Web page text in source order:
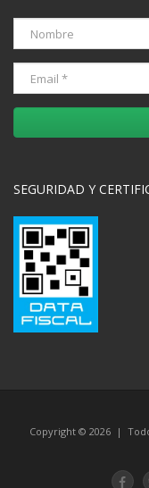
SEGURIDAD Y
Copyright © 2026 |